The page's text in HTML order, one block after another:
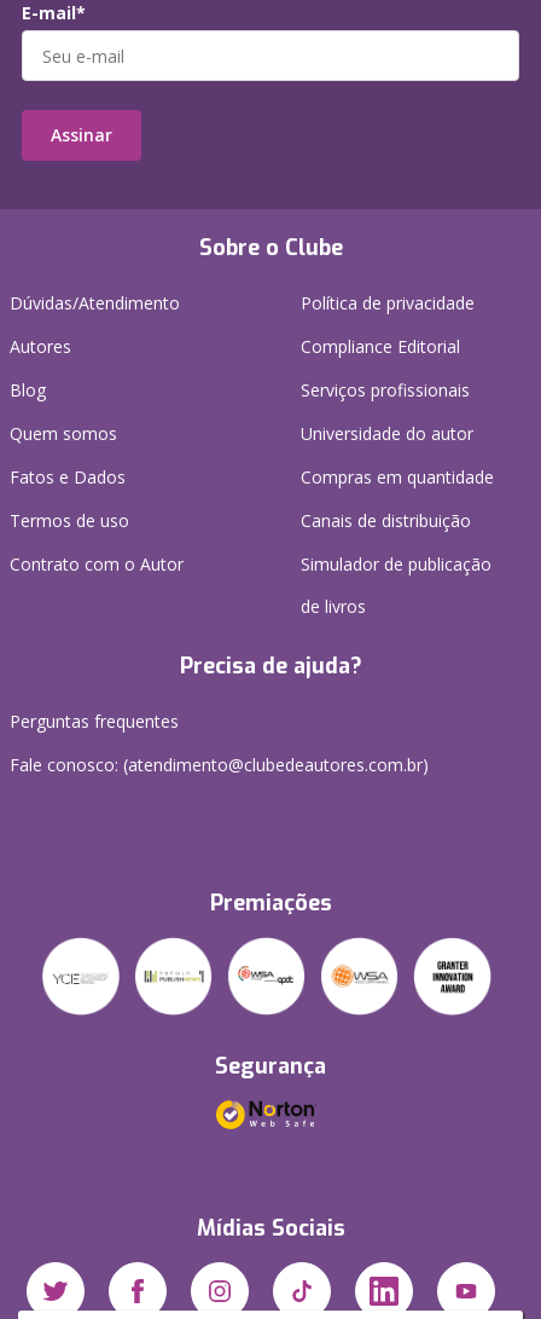
Sobre o Clube
Dúvidas/Atendimento
Autores
Blog
Quem somos
Fatos e Dados
Termos de uso
Contrato com o Autor
Política de privacidade
Compliance Editorial
Serviços profissionais
Universidade do autor
Compras em quantidade
Canais de distribuição
Simulador de publicação
de livros
Precisa de ajuda?
Perguntas frequentes
Fale conosco: (atendimento@clubedeautores.com.br)
Premiações
Segurança
Mídias Sociais
E-mail*
Assinar